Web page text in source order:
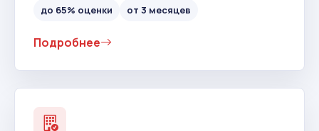
до 65% оценки от 3 месяцев
Подробнее